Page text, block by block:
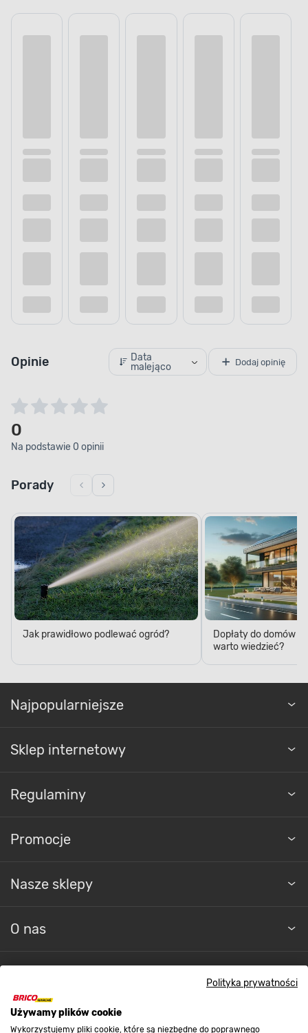
Polityka prywatności
Używamy plików cookie
Wykorzystujemy pliki cookie, które są niezbędne do poprawnego
Opinie
Data
malejąco
Dodaj opinię
0
Na podstawie 0 opinii
Porady
Jak prawidłowo podlewać ogród?
Dopłaty do domów
warto wiedzieć?
Najpopularniejsze
Sklep internetowy
Regulaminy
Promocje
Nasze sklepy
O nas
Strefa biznesu